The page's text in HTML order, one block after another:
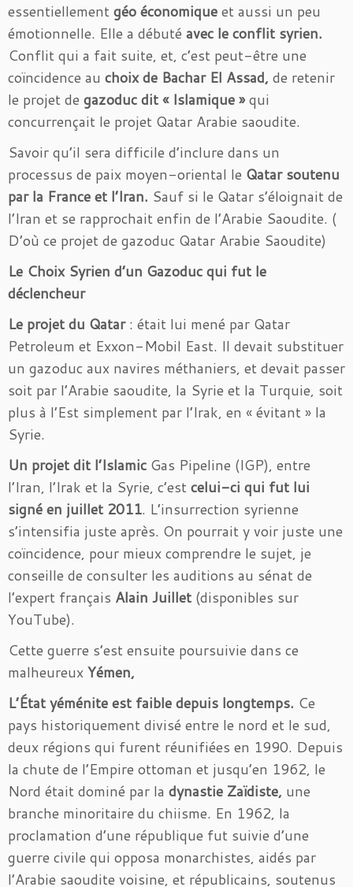
essentiellementgéo économiqueet aussi un peu
émotionnelle. Elle a débuté avec le conflit syrien.
Conflit qui a fait suite, et, c’est peut-être une
coïncidence au choix de Bachar El Assad, de retenir
le projet de gazoduc dit « Islamique »qui
concurrençait le projet Qatar Arabie saoudite.
Savoir qu’il sera difficile d’inclure dans un
processus de paix moyen-oriental le Qatar soutenu
par la France et l’Iran. Sauf si le Qatar s’éloignait de
l’Iran et se rapprochait enfin de l’Arabie Saoudite. (
D’où ce projet de gazoduc Qatar Arabie Saoudite)
Le Choix Syrien d’un Gazoduc qui fut le
déclencheur
Le projet du Qatar: était lui mené par Qatar
Petroleum et Exxon-Mobil East. Il devait substituer
un gazoduc aux navires méthaniers, et devait passer
soit par l’Arabie saoudite, la Syrie et la Turquie, soit
plus à l’Est simplement par l’Irak, en « évitant » la
Syrie.
Un projet dit l’Islamic Gas Pipeline (IGP), entre
l’Iran, l’Irak et la Syrie, c’estcelui-ci qui fut lui
signé en juillet 2011. L’insurrection syrienne
s’intensifia juste après. On pourrait y voir juste une
coïncidence, pour mieux comprendre le sujet, je
conseille de consulter les auditions au sénat de
l’expert français Alain Juillet (disponibles sur
YouTube).
Cette guerre s’est ensuite poursuivie dans ce
malheureuxYémen,
L’État yéménite est faible depuis longtemps. Ce
pays historiquement divisé entre le nord et le sud,
deux régions qui furent réunifiées en 1990. Depuis
la chute de l’Empire ottoman et jusqu’en 1962, le
Nord était dominé par la dynastie Zaïdiste, une
branche minoritaire du chiisme. En 1962, la
proclamation d’une république fut suivie d’une
guerre civile qui opposa monarchistes, aidés par
l’Arabie saoudite voisine, et républicains, soutenus